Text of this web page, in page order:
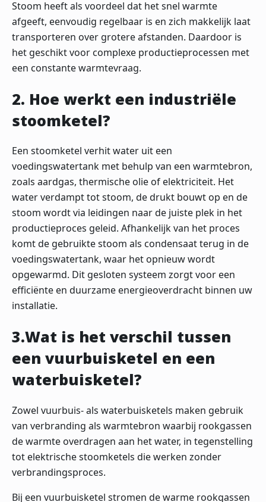
Stoom heeft als voordeel dat het snel warmte
afgeeft, eenvoudig regelbaar is en zich makkelijk laat
transporteren over grotere afstanden. Daardoor is
het geschikt voor complexe productieprocessen met
een constante warmtevraag.
2. Hoe werkt een industriële
stoomketel?
Een stoomketel verhit water uit een
voedingswatertank met behulp van een warmtebron,
zoals aardgas, thermische olie of elektriciteit. Het
water verdampt tot stoom, de drukt bouwt op en de
stoom wordt via leidingen naar de juiste plek in het
productieproces geleid. Afhankelijk van het proces
komt de gebruikte stoom als condensaat terug in de
voedingswatertank, waar het opnieuw wordt
opgewarmd. Dit gesloten systeem zorgt voor een
efficiënte en duurzame energieoverdracht binnen uw
installatie.
3.Wat is het verschil tussen
een vuurbuisketel en een
waterbuisketel?
Zowel vuurbuis- als waterbuisketels maken gebruik
van verbranding als warmtebron waarbij rookgassen
de warmte overdragen aan het water, in tegenstelling
tot elektrische stoomketels die werken zonder
verbrandingsproces.
Bij een vuurbuisketel stromen de warme rookgassen